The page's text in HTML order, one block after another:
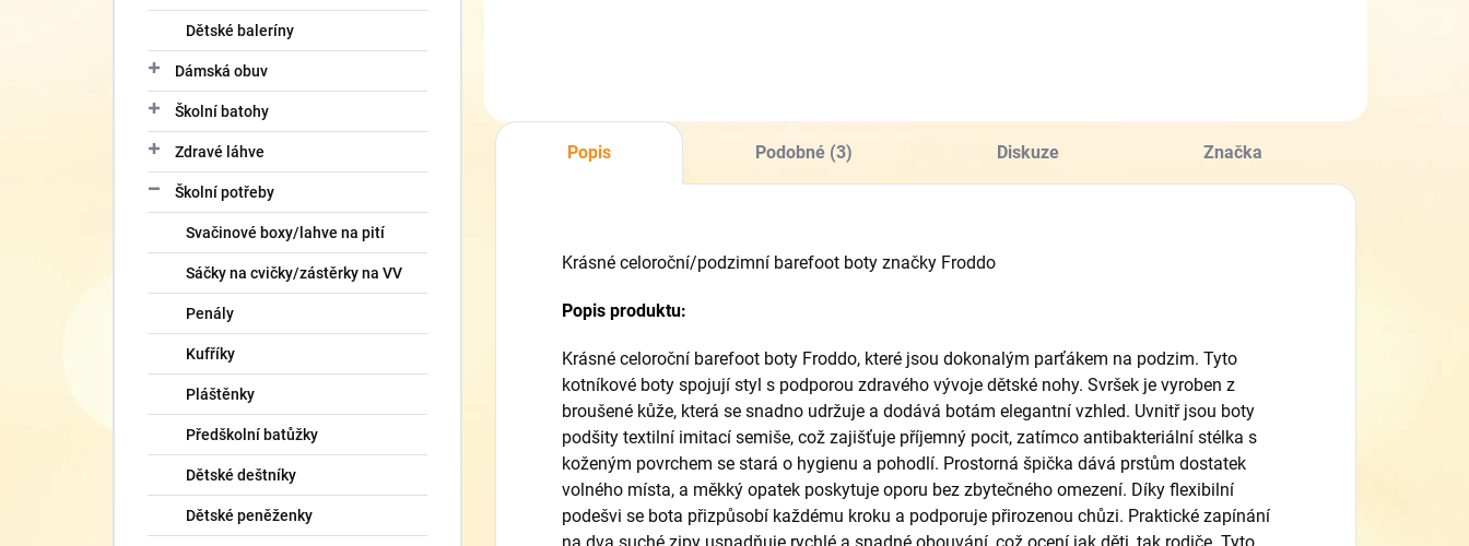
Dětské baleríny
Dámská obuv
Školní batohy
Zdravé láhve
Školní potřeby
Svačinové boxy/lahve na pití
Sáčky na cvičky/zástěrky na VV
Penály
Kufříky
Pláštěnky
Předškolní batůžky
Dětské deštníky
Dětské peněženky
Popis Podobné (3) Diskuze Značka
Krásné celoroční/podzimní barefoot boty značky Froddo
Popis produktu:
Krásné celoroční barefoot boty Froddo, které jsou dokonalým parťákem na podzim. Tyto
kotníkové boty spojují styl s podporou zdravého vývoje dětské nohy. Svršek je vyroben z
broušené kůže, která se snadno udržuje a dodává botám elegantní vzhled. Uvnitř jsou boty
podšity textilní imitací semiše, což zajišťuje příjemný pocit, zatímco antibakteriální stélka s
koženým povrchem se stará o hygienu a pohodlí. Prostorná špička dává prstům dostatek
volného místa, a měkký opatek poskytuje oporu bez zbytečného omezení. Díky flexibilní
podešvi se bota přizpůsobí každému kroku a podporuje přirozenou chůzi. Praktické zapínání